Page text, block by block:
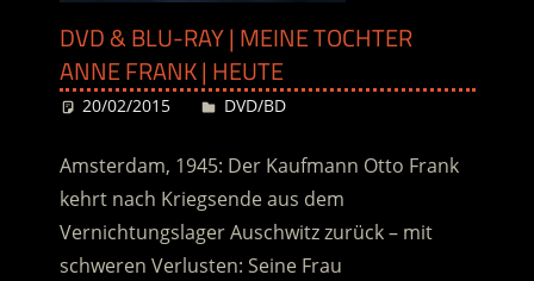
DVD & BLU-RAY | MEINE TOCHTER
ANNE FRANK | HEUTE
20/02/2015 Desiree
DVD/BD
Amsterdam, 1945: Der Kaufmann Otto Frank
kehrt nach Kriegsende aus dem
Vernichtungslager Auschwitz zurück – mit
schweren Verlusten: Seine Frau